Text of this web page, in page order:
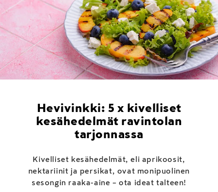
Hevivinkki: 5 x kivelliset
kesähedelmät ravintolan
tarjonnassa
Kivelliset kesähedelmät, eli aprikoosit,
nektariinit ja persikat, ovat monipuolinen
sesongin raaka-aine – ota ideat talteen!